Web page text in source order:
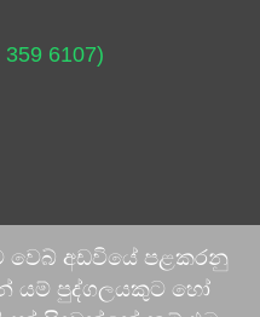
6107)
වෙබ් අඩවියේ පළකරනු
යම් පුද්ගලයකුට හෝ